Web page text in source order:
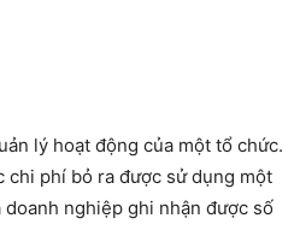
lý hoạt động của một tổ chức.
chi phí bỏ ra được sử dụng một
nghiệp ghi nhận được số